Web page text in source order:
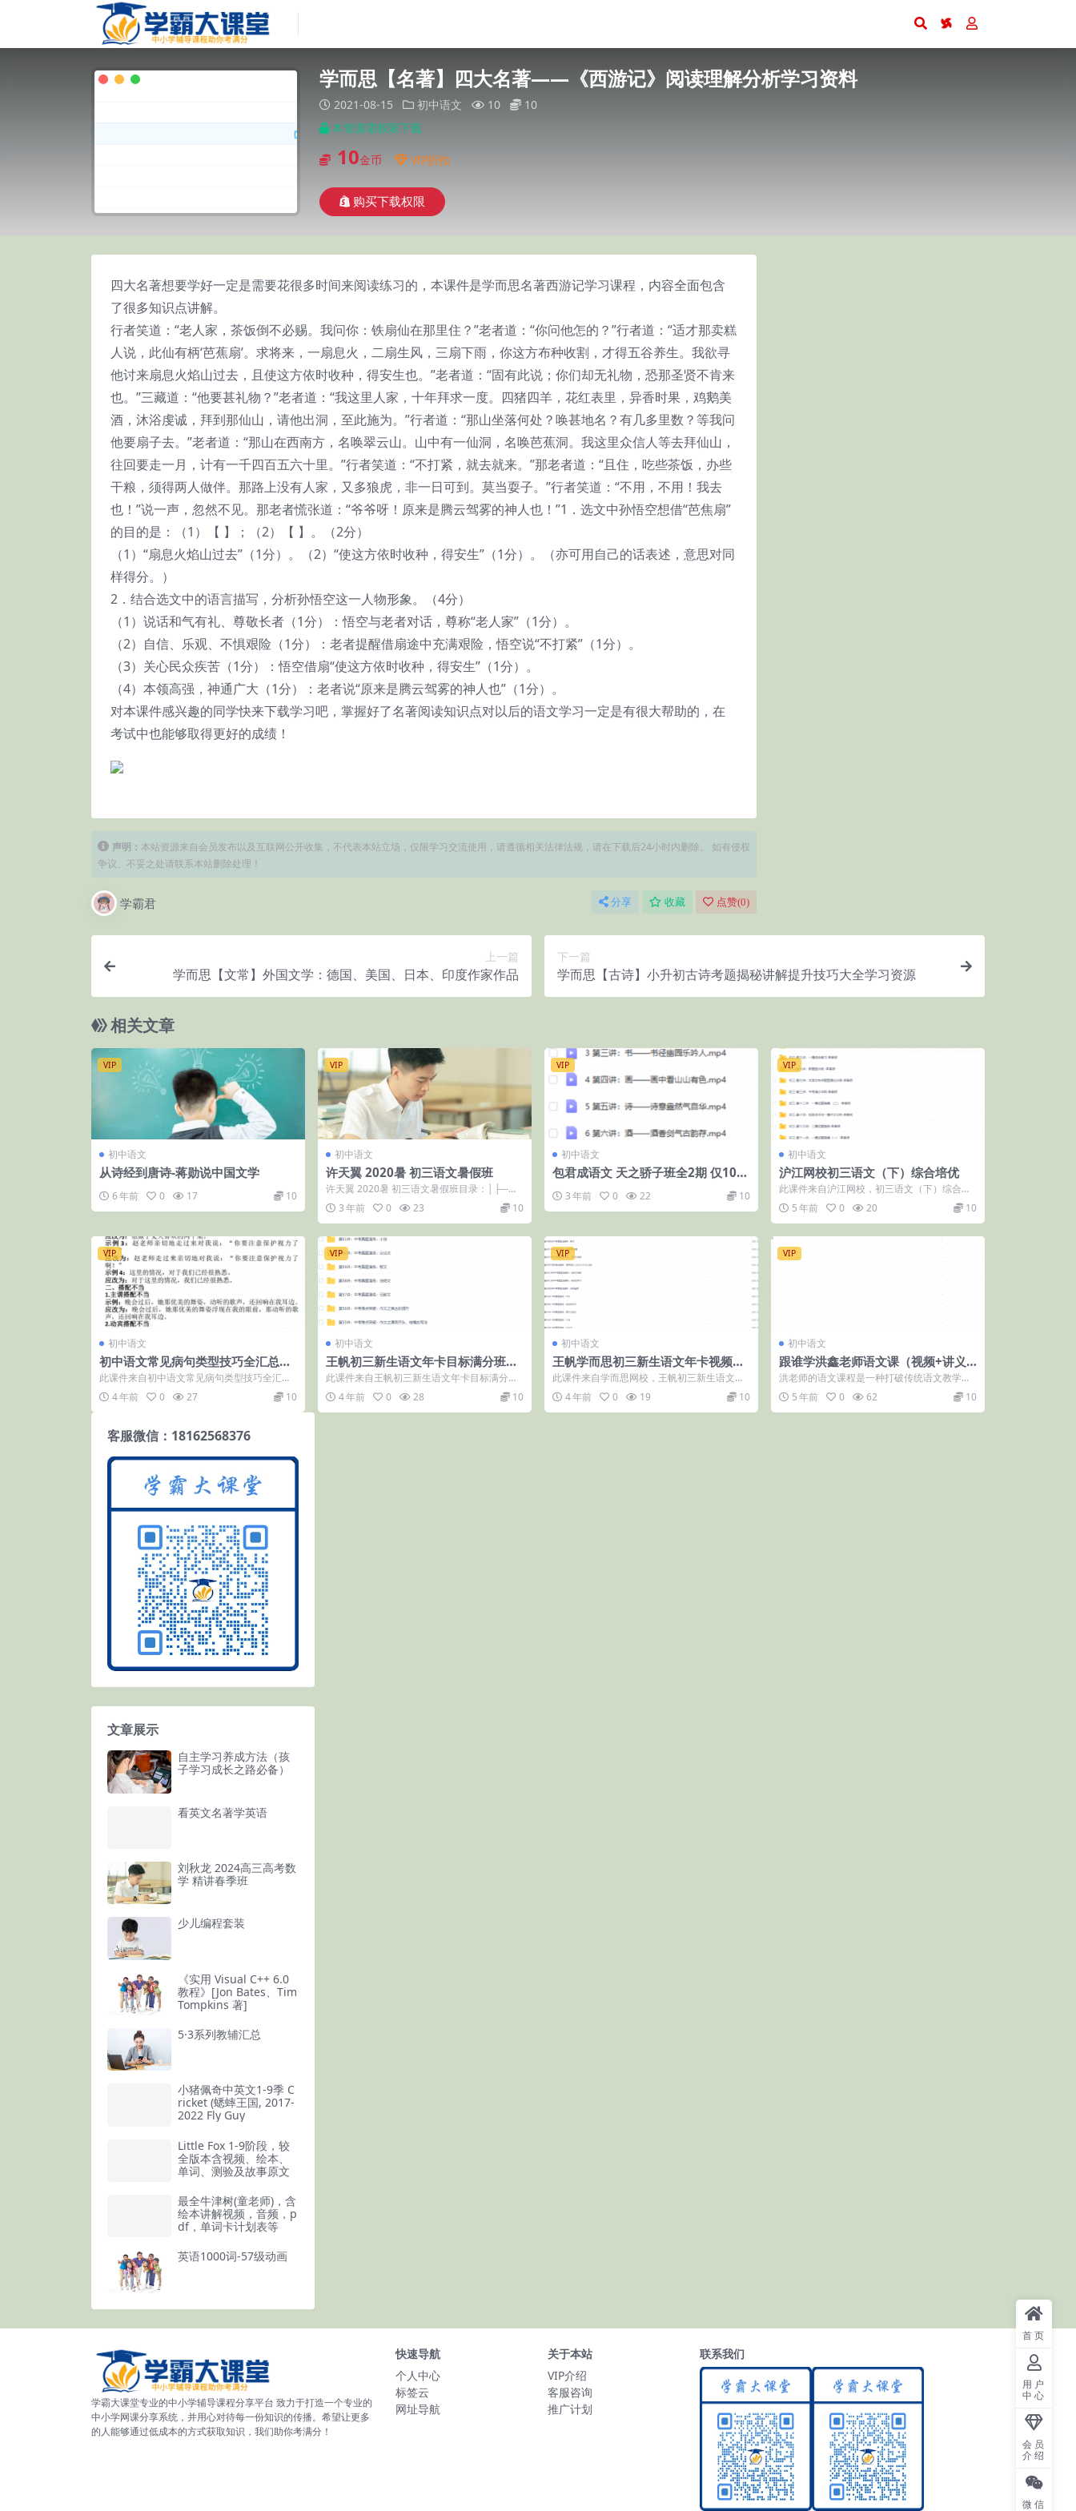
学而思【名著】四大名著——《西游记》阅读理解分析学习资料
2021-08-15 初中语文 10
10
本资源需权限下载
10金币 VIP折扣
购买下载权限
四大名著想要学好一定是需要花很多时间来阅读练习的，本课件是学而思名著西游记学习课程，内容全面包含
了很多知识点讲解。
行者笑道：“老人家，茶饭倒不必赐。我问你：铁扇仙在那里住？”老者道：“你问他怎的？”行者道：“适才那卖糕
人说，此仙有柄‘芭蕉扇’。求将来，一扇息火，二扇生风，三扇下雨，你这方布种收割，才得五谷养生。我欲寻
他讨来扇息火焰山过去，且使这方依时收种，得安生也。”老者道：“固有此说；你们却无礼物，恐那圣贤不肯来
也。”三藏道：“他要甚礼物？”老者道：“我这里人家，十年拜求一度。四猪四羊，花红表里，异香时果，鸡鹅美
酒，沐浴虔诚，拜到那仙山，请他出洞，至此施为。”行者道：“那山坐落何处？唤甚地名？有几多里数？等我问
他要扇子去。”老者道：“那山在西南方，名唤翠云山。山中有一仙洞，名唤芭蕉洞。我这里众信人等去拜仙山，
往回要走一月，计有一千四百五六十里。”行者笑道：“不打紧，就去就来。”那老者道：“且住，吃些茶饭，办些
干粮，须得两人做伴。那路上没有人家，又多狼虎，非一日可到。莫当耍子。”行者笑道：“不用，不用！我去
也！”说一声，忽然不见。那老者慌张道：“爷爷呀！原来是腾云驾雾的神人也！”1．选文中孙悟空想借“芭焦扇”
的目的是：（1）【 】；（2）【 】。（2分）
（1）“扇息火焰山过去”（1分）。（2）“使这方依时收种，得安生”（1分）。（亦可用自己的话表述，意思对同
样得分。）
2．结合选文中的语言描写，分析孙悟空这一人物形象。（4分）
（1）说话和气有礼、尊敬长者（1分）：悟空与老者对话，尊称“老人家”（1分）。
（2）自信、乐观、不惧艰险（1分）：老者提醒借扇途中充满艰险，悟空说“不打紧”（1分）。
（3）关心民众疾苦（1分）：悟空借扇“使这方依时收种，得安生”（1分）。
（4）本领高强，神通广大（1分）：老者说“原来是腾云驾雾的神人也”（1分）。
对本课件感兴趣的同学快来下载学习吧，掌握好了名著阅读知识点对以后的语文学习一定是有很大帮助的，在
考试中也能够取得更好的成绩！
声明： 本站资源来自会员发布以及互联网公开收集，不代表本站立场，仅限学习交流使用，请遵循相关法律法规，请在下载后24小时内删除。 如有侵权
争议、不妥之处请联系本站删除处理！
学霸君 分享 收藏 点赞(0)
上一篇
学而思【文常】外国文学：德国、美国、日本、印度作家作品
下一篇
学而思【古诗】小升初古诗考题揭秘讲解提升技巧大全学习资源
相关文章
VIP
初中语文
从诗经到唐诗-蒋勋说中国文学
6 年前 0 17 10
VIP
初中语文
许天翼 2020暑 初三语文暑假班
许天翼 2020暑 初三语文暑假班目录：│├─第1
讲阅读小说阅读重点精讲.mp4...
3 年前 0 23 10
VIP
初中语文
包君成语文 天之骄子班全2期 仅10盘
3 年前 0 22 10
VIP
初中语文
沪江网校初三语文（下）综合培优
此课件来自沪江网校，初三语文（下）综合培
优。此课件以单元的形式进行教学，从古
文、...5 年前 0 20 10
VIP
初中语文
初中语文常见病句类型技巧全汇总
（doc文档）
此课件来自初中语文常见病句类型技巧全汇总
（doc文档），知识点覆盖全面，讲解细致...
4 年前 0 27 10
VIP
初中语文
王帆初三新生语文年卡目标满分班
（2014年版本语文版64课时)
此课件来自王帆初三新生语文年卡目标满分班
（2014年版本语文版64课时)，课程包...
4 年前 0 28 10
VIP
初中语文
王帆学而思初三新生语文年卡视频课
程（苏教版目标满分班高清视频）
此课件来自学而思网校，王帆初三新生语文年
卡视频课程（苏教版目标满分班高清视
频）。...
4 年前 0 19 10
VIP
初中语文
跟谁学洪鑫老师语文课（视频+讲义
+习题）
洪老师的语文课程是一种打破传统语文教学的
“新语文”。他并不按照传统的语文教学模式...
5 年前 0 62 10
客服微信：18162568376
文章展示
自主学习养成方法（孩
子学习成长之路必备）
看英文名著学英语
刘秋龙 2024高三高考数
学 精讲春季班
少儿编程套装
《实用 Visual C++ 6.0
教程》[Jon Bates、Tim
Tompkins 著]
5·3系列教辅汇总
小猪佩奇中英文1-9季 C
ricket (蟋蟀王国, 2017-
2022 Fly Guy
Little Fox 1-9阶段，较
全版本含视频、绘本、
单词、测验及故事原文
最全牛津树(童老师)，含
绘本讲解视频，音频，p
df，单词卡计划表等
英语1000词-57级动画
学霸大课堂专业的中小学辅导课程分享平台 致力于打造一个专业的
中小学网课分享系统，并用心对待每一份知识的传播。希望让更多
的人能够通过低成本的方式获取知识，我们助你考满分！
快速导航
个人中心
标签云
网址导航
关于本站
VIP介绍
客服咨询
推广计划
联系我们
首页
用户
中心
会员
介绍
微信